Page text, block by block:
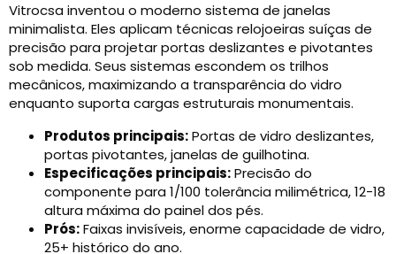
Vitrocsa inventou o moderno sistema de janelas
minimalista. Eles aplicam técnicas relojoeiras suíças de
precisão para projetar portas deslizantes e pivotantes
sob medida. Seus sistemas escondem os trilhos
mecânicos, maximizando a transparência do vidro
enquanto suporta cargas estruturais monumentais.
Produtos principais:Portas de vidro deslizantes,
portas pivotantes, janelas de guilhotina.
Especificações principais:Precisão do
componente para 1/100 tolerância milimétrica, 12-18
altura máxima do painel dos pés.
Prós:Faixas invisíveis, enorme capacidade de vidro,
25+ histórico do ano.